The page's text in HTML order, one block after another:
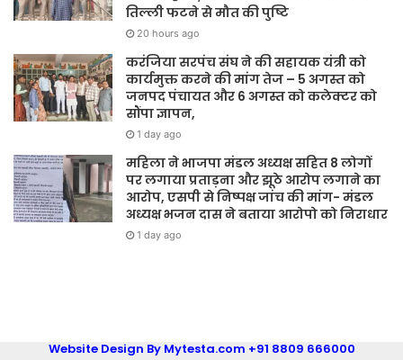
तिल्ली फटने से मौत की पुष्टि
20 hours ago
करंजिया सरपंच संघ ने की सहायक यंत्री को
कार्यमुक्त करने की मांग तेज – 5 अगस्त को
जनपद पंचायत और 6 अगस्त को कलेक्टर को
सौंपा ज्ञापन,
1 day ago
महिला ने भाजपा मंडल अध्यक्ष सहित 8 लोगों
पर लगाया प्रताड़ना और झूठे आरोप लगाने का
आरोप, एसपी से निष्पक्ष जांच की मांग- मंडल
अध्यक्ष भजन दास ने बताया आरोपो को निराधार
1 day ago
Website Design By Mytesta.com +91 8809 666000